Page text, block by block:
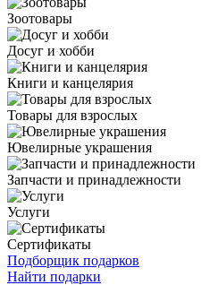
Зоотовары
Досуг и хобби
Книги и канцелярия
Товары для взрослых
Ювелирные украшения
Запчасти и принадлежности
Услуги
Сертификаты
Подборщик подарков
Найти подарки